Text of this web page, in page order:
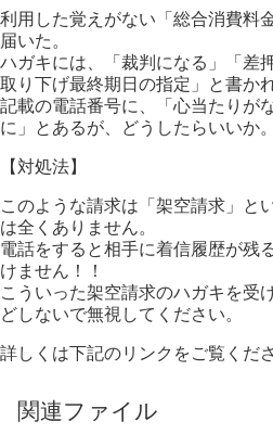
利用した覚えがない「総合消費料
届いた。
ハガキには、「裁判になる」「差
取り下げ最終期日の指定」と書か
記載の電話番号に、「心当たりが
に」とあるが、どうしたらいいか。
【対処法】
このような請求は「架空請求」と
は全くありません。
電話をすると相手に着信履歴が残
けません！！
こういった架空請求のハガキを受
どしないで無視してください。
詳しくは下記のリンクをご覧くださ
関連ファイル